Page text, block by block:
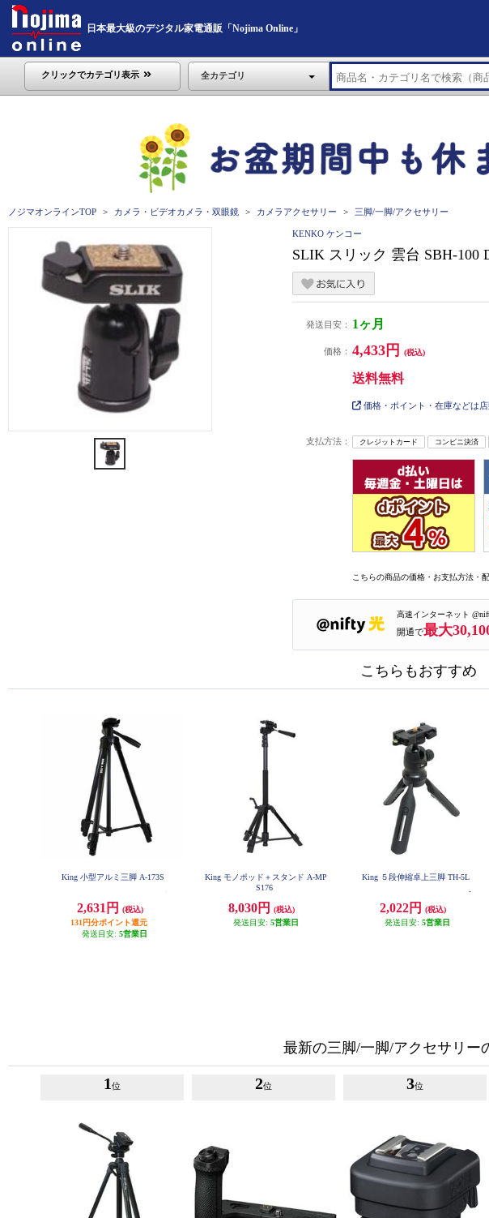
日本最大級のデジタル家電通販「Nojima Online」
クリックでカテゴリ表示 全カテゴリ
ノジマオンラインTOP カメラ・ビデオカメラ・双眼鏡 カメラアクセサリー 三脚/一脚/アクセサリー
KENKO ケンコー
SLIK スリック 雲台 SBH-100
発送目安： 1ヶ月
価格： 4,433円 (税込)
送料無料
価格・ポイント・在庫などは
支払方法： クレジットカード コンビニ決済
こちらの商品の価格・お支払方法・
高速インターネット
開通で最大
こちらもおすすめ
King 小型アルミ三脚 A-173S
2,631円
(税込)
131円分ポイント還元
発送目安: 5営業日
King モノポッド＋スタンド A-MP
S176
8,030円
(税込)
発送目安: 5営業日
King ５段伸縮卓上三脚 TH-5L
2,022円
(税込)
発送目安: 5営業日
最新の三脚/一脚/アクセサリー
1 位 2位 3位